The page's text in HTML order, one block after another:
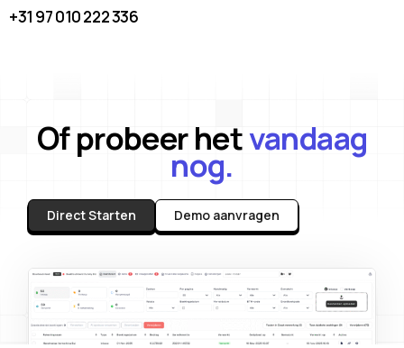
+31 97 010 222 336
Of probeer hetvandaag
nog.
Direct Starten Demo aanvragen